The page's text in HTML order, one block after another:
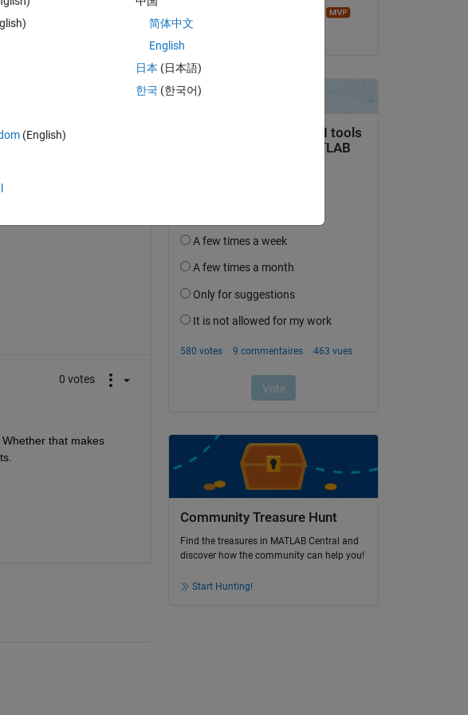
répondre à cette question.
0 votes
that makes
le 9 Jan 2020
Community Treasure Hunt
Find the treasures in MATLAB Central and
discover how the community can help you!
Start Hunting!
(English)
简体中文
English
日本 (日本語)
한국 (한국어)